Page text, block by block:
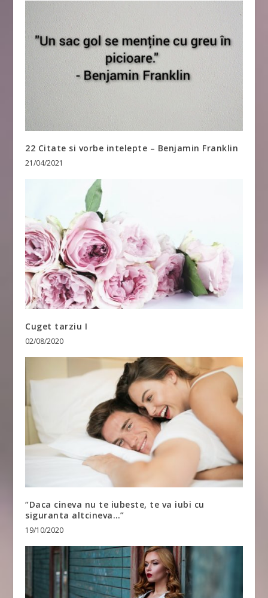
22 Citate si vorbe intelepte – Benjamin Franklin
21/04/2021
Cuget tarziu I
02/08/2020
“Daca cineva nu te iubeste, te va iubi cu
siguranta altcineva…”
19/10/2020